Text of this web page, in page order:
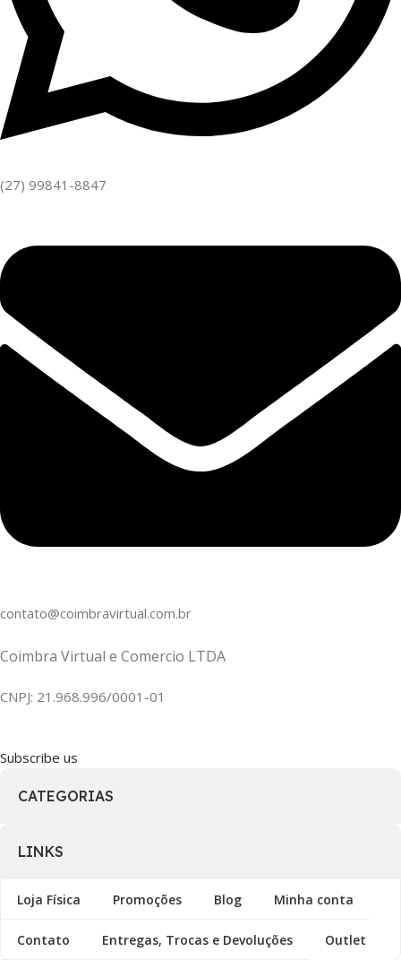
(27) 99841-8847
contato@coimbravirtual.com.br
Coimbra Virtual e Comercio LTDA
CNPJ: 21.968.996/0001-01
Subscribe us
CATEGORIAS
LINKS
Loja Física Promoções Blog Minha conta
Contato Entregas, Trocas e Devoluções Outlet